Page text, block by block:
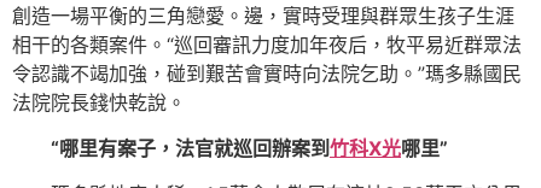
創造一場平衡的三角戀愛。邊，實時受理與群眾生孩子生涯
相干的各類案件。“巡回審訊力度加年夜后，牧平易近群眾法
令認識不竭加強，碰到艱苦會實時向法院乞助。”瑪多縣國民
法院院長錢快乾說。
“哪里有案子，法官就巡回辦案到竹科X光哪里”